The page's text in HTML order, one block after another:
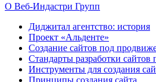
О Веб-Индастри Групп
Диджитал агентство: история
Проект «Альденте»
Создание сайтов под
Стандарты разработки сайтов
Инструменты для создания
Принципы создания сайта